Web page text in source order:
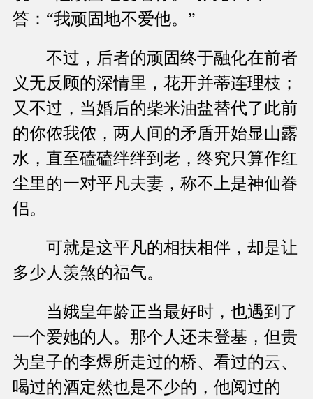
答：“我顽固地不爱他。”
不过，后者的顽固终于融化在前者
义无反顾的深情里，花开并蒂连理枝；
又不过，当婚后的柴米油盐替代了此前
的你侬我侬，两人间的矛盾开始显山露
水，直至磕磕绊绊到老，终究只算作红
尘里的一对平凡夫妻，称不上是神仙眷
侣。
可就是这平凡的相扶相伴，却是让
多少人羡煞的福气。
当娥皇年龄正当最好时，也遇到了
一个爱她的人。那个人还未登基，但贵
为皇子的李煜所走过的桥、看过的云、
喝过的酒定然也是不少的，他阅过的